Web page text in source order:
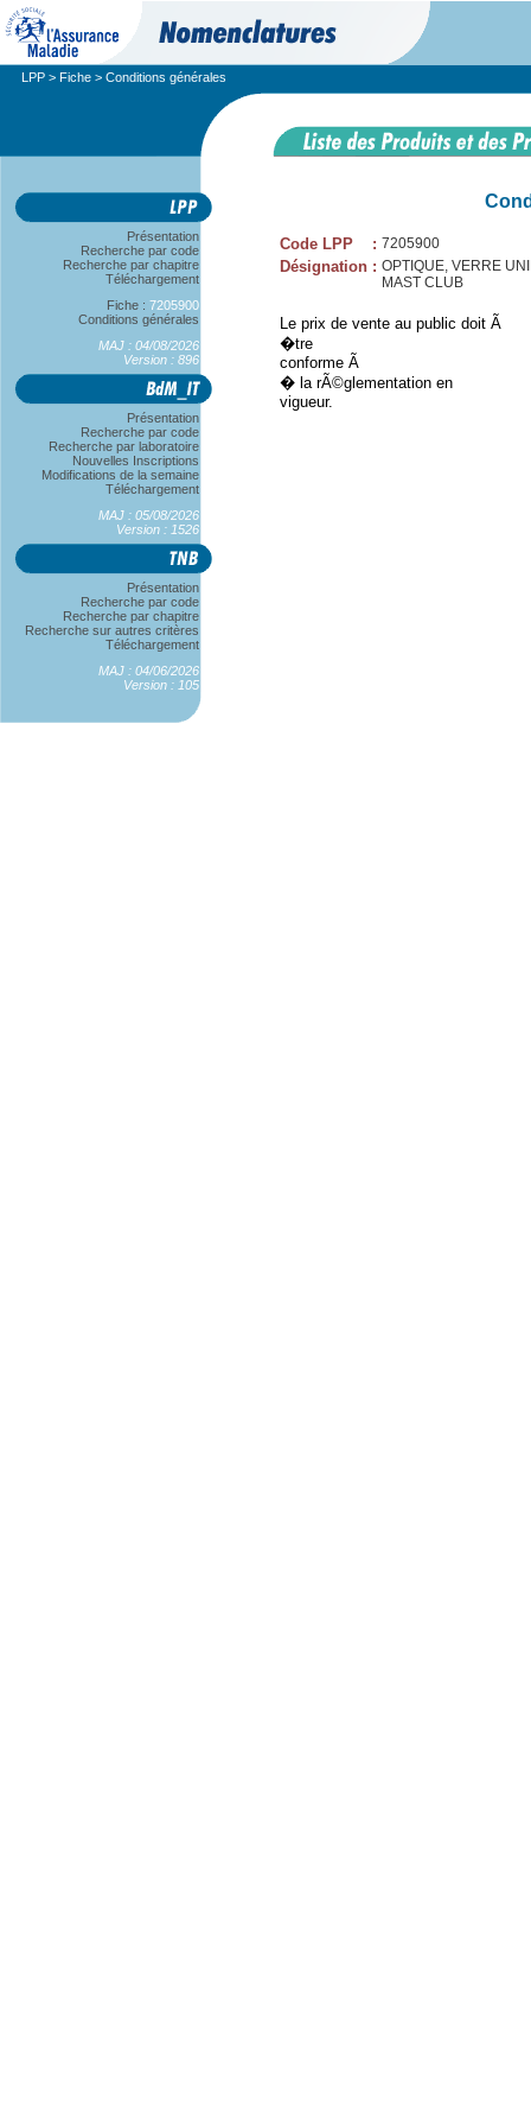
LPP > Fiche > Conditions générales
Présentation
Recherche par code
Recherche par chapitre
Téléchargement
Fiche : 7205900
Conditions générales
MAJ : 04/08/2026
Version : 896
Présentation
Recherche par code
Recherche par laboratoire
Nouvelles Inscriptions
Modifications de la semaine
Téléchargement
MAJ : 05/08/2026
Version : 1526
Présentation
Recherche par code
Recherche par chapitre
Recherche sur autres critères
Téléchargement
MAJ : 04/06/2026
Version : 105
Code LPP : 7205900
Désignation : OPTIQUE, VERRE
MAST CLUB
Le prix de vente au public doit Ã
�tre
conforme Ã
� la rÃ©glementation en
vigueur.